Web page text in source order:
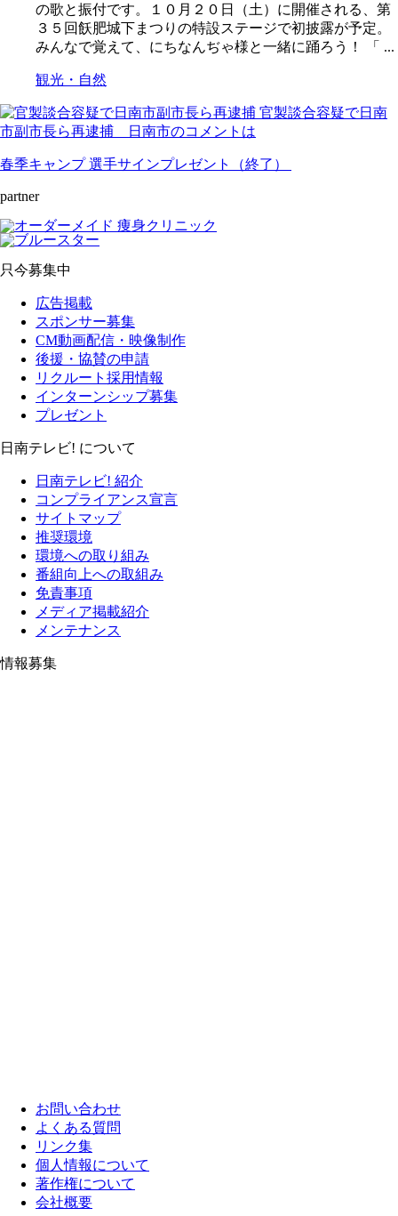
の歌と振付です。１０月２０日（土）に開催される、第
３５回飫肥城下まつりの特設ステージで初披露が予定。
みんなで覚えて、にちなんぢゃ様と一緒に踊ろう！ 「 ...
観光・自然
官製談合容疑で日南
市副市長ら再逮捕 日南市のコメントは
春季キャンプ 選手サインプレゼント（終了）
partner
只今募集中
広告掲載
スポンサー募集
CM動画配信・映像制作
後援・協賛の申請
リクルート採用情報
インターンシップ募集
プレゼント
日南テレビ! について
日南テレビ! 紹介
コンプライアンス宣言
サイトマップ
推奨環境
環境への取り組み
番組向上への取組み
免責事項
メディア掲載紹介
メンテナンス
情報募集
お問い合わせ
よくある質問
リンク集
個人情報について
著作権について
会社概要